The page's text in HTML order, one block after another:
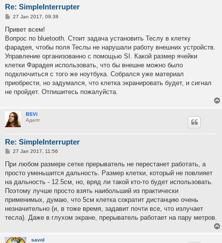
Re: SimpleInterrupter
P
s
27 Jan 2017, 09:38
Привет всем!
Вопрос по bluetooth. Стоит задача установить Теслу в клетку
фарадея, чтобы поля Теслы не нарушали работу внешних устройств.
Управление организованно с помощью SI. Какой размер ячейки
клетки Фарадея использовать, что бы внешне можно было
подключиться с того же ноутбука. Собрался уже материал
приобрести, но задумался, что клетка экранировать будет, и сигнал
не пройдет. Отпишитесь пожалуйста.
BSVi
Адепт
Re: SimpleInterrupter
P
s
27 Jan 2017, 11:56
При любом размере сетке прерыватель не перестанет работать, а
просто уменьшится дальность. Размер клетки, который не повлияет
на дальность - 12.5см, но, вряд ли такой кто-то будет использовать.
Поэтому лучше просто взять наибольший из практически
применимых, думаю, что 5см клетка сократит дистанцию очень
незначительно (и, в тоже время, задавит почти все, что излучает
тесла). Даже в глухом экране, прерыватель работает на пару метров.
savol